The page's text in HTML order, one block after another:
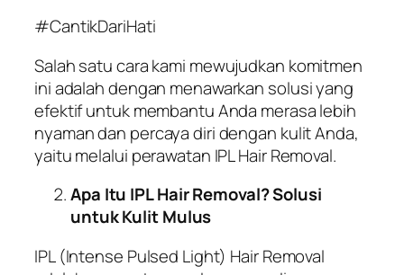
#CantikDariHati
Salah satu cara kami mewujudkan komitmen
ini adalah dengan menawarkan solusi yang
efektif untuk membantu Anda merasa lebih
nyaman dan percaya diri dengan kulit Anda,
yaitu melalui perawatan IPL Hair Removal.
Apa Itu IPL Hair Removal? Solusi
untuk Kulit Mulus
IPL (Intense Pulsed Light) Hair Removal